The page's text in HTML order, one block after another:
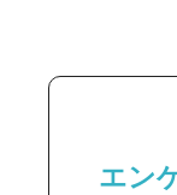
エン